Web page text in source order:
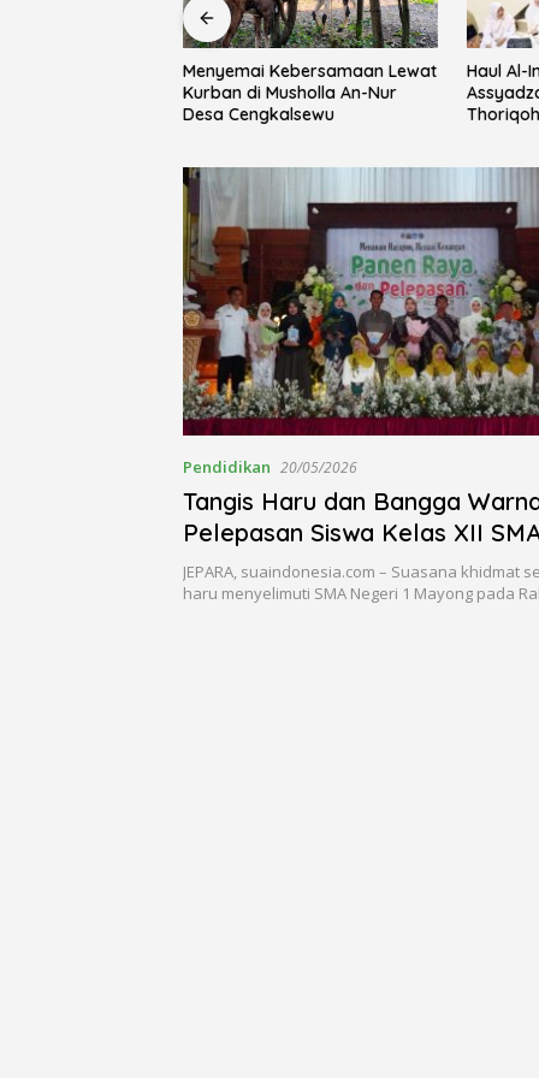
Haul Al-Imam Abul Hasan
Assyadzali RA, Jam’iyah
Thoriqoh Syadzaliyyah Kudus
Pemkab
Pendidikan 20/05/2026
Tangis Haru dan Bangga
Pelepasan Siswa Kelas XII
Mayong
JEPARA, suaindonesia.com – Suasana khidmat
haru menyelimuti SMA Negeri 1 Mayong pada